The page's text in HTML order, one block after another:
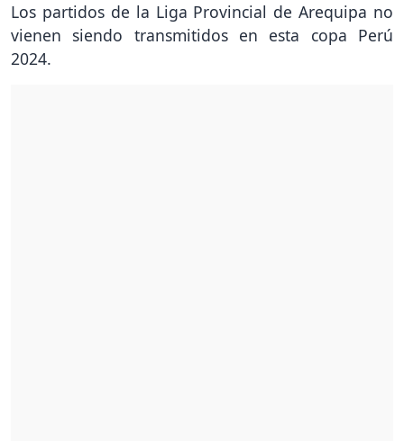
Los partidos de la Liga Provincial de Arequipa no
vienen siendo transmitidos en esta copa Perú
2024.